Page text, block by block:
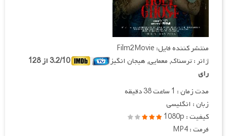
منتشر کننده فایل: Film2Movie
ژانر : ترسناک, معمایی, هیجان انگیز
3.2/10 از 128
رای
مدت زمان : 1 ساعت 38 دقیقه
زبان : انگلیسی
کیفیت : 1080p
فرمت : MP4